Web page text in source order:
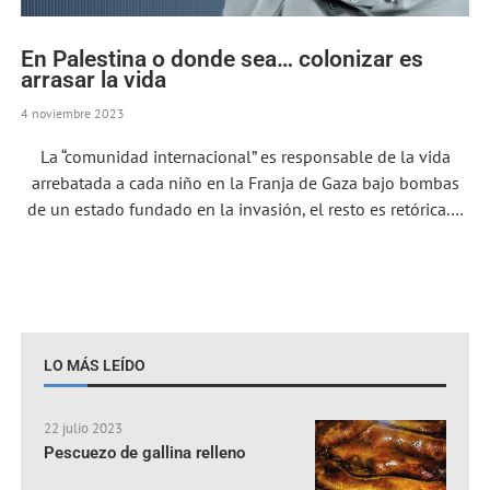
En Palestina o donde sea… colonizar es
arrasar la vida
4 noviembre 2023
La “comunidad internacional” es responsable de la vida
arrebatada a cada niño en la Franja de Gaza bajo bombas
de un estado fundado en la invasión, el resto es retórica.…
LO MÁS LEÍDO
22 julio 2023
Pescuezo de gallina relleno